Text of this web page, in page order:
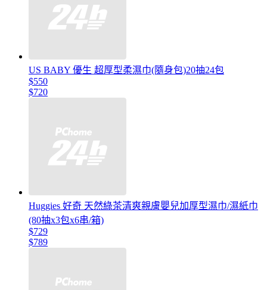
US BABY 優生 超厚型柔濕巾(隨身包)20抽24包
$550
$720
Huggies 好奇 天然綠茶清爽親膚嬰兒加厚型濕巾/濕紙巾
(80抽x3包x6串/箱)
$729
$789